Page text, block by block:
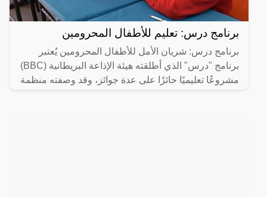
برنامج درس: تعليم للأطفال المحرومين
برنامج درس: شريان الأمل للأطفال المحرومين يُعتبر
برنامج "درس" الذي أطلقته هيئة الإذاعة البريطانية (BBC)
مشروعًا تعليميًا حائزًا على عدة جوائز، وقد وصفته منظمة